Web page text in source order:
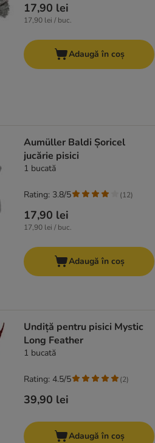
17,90 lei
17,90 lei / buc.
Adaugă în coș
Aumüller Baldi Șoricel
jucărie pisici
1 bucată
17,90 lei
17,90 lei / buc.
Rating: 3.8/5 (12)
Adaugă în coș
Undiță pentru pisici Mystic
Long Feather
1 bucată
39,90 lei
Rating: 4.5/5 (2)
Adaugă în coș